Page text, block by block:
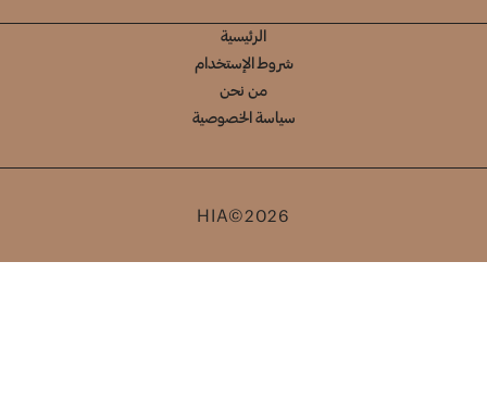
الرئيسية
شروط الإستخدام
من نحن
سياسة الخصوصية
HIA©2026